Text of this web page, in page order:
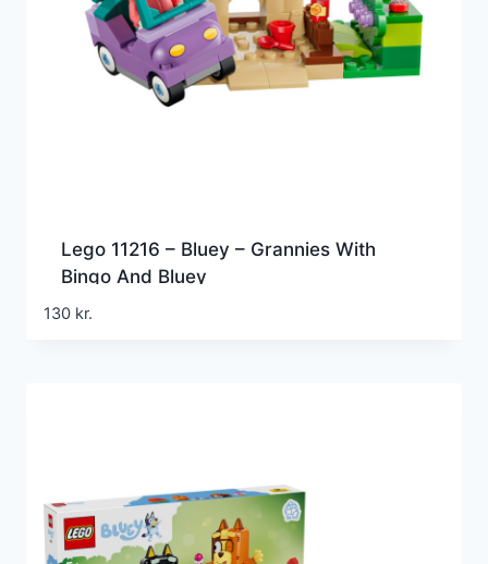
Lego 11216 – Bluey – Grannies With
Bingo And Bluey
130 kr.